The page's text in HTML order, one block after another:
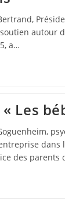
autour
a…
Les
des parents